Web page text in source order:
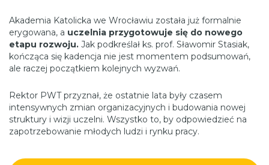
Akademia Katolicka we Wrocławiu została już formalnie
erygowana, a uczelnia przygotowuje się do nowego
etapu rozwoju. Jak podkreślał ks. prof. Sławomir Stasiak,
kończąca się kadencja nie jest momentem podsumowań,
ale raczej początkiem kolejnych wyzwań.
Rektor PWT przyznał, że ostatnie lata były czasem
intensywnych zmian organizacyjnych i budowania nowej
struktury i wizji uczelni. Wszystko to, by odpowiedzieć na
zapotrzebowanie młodych ludzi i rynku pracy.